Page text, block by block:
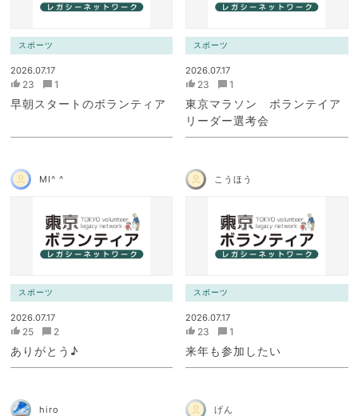
スポーツ
2026.07.17
23 1
早朝スタートのボランティア
スポーツ
2026.07.17
23 1
東京マラソン ボランテイア
リーダー選考会
MI^ ^
スポーツ
2026.07.17
25 2
ありがとう♪
こうほう
スポーツ
2026.07.17
23 1
来年も参加したい
hiro げん